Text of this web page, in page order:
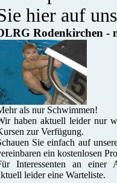
hier auf
Rodenkirchen -
als nur Schwimmen!
haben aktuell leider nur
zur Verfügung.
Sie einfach auf
ein kostenlosen
Interessenten an einer
leider eine Warteliste.